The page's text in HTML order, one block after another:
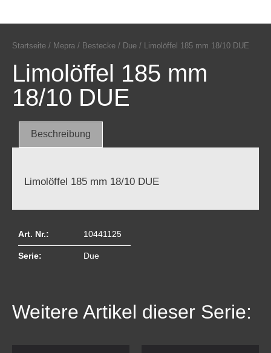
Startseite / Mepra / Bestecke / Due / Limolöffel 185 mm 18/10 DUE
Limolöffel 185 mm
18/10 DUE
Beschreibung
Limolöffel 185 mm 18/10 DUE
Art. Nr.: 10441125
Serie: Due
Weitere Artikel dieser Serie: